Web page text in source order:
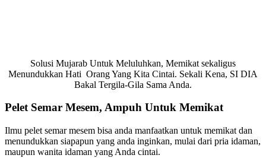
Solusi Mujarab Untuk Meluluhkan, Memikat sekaligus
Menundukkan Hati Orang Yang Kita Cintai. Sekali Kena, SI DIA
Bakal Tergila-Gila Sama Anda.
Pelet Semar Mesem, Ampuh Untuk Memikat
Ilmu pelet semar mesem bisa anda manfaatkan untuk memikat dan
menundukkan siapapun yang anda inginkan, mulai dari pria idaman,
maupun wanita idaman yang Anda cintai.